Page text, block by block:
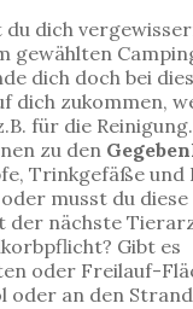
dich
gewählten
dich doch bei
dich zukommen,
für die
zu den
Trinkgefäße und
musst du diese
der nächste
Gibt es
oder Freilauf-
oder an den